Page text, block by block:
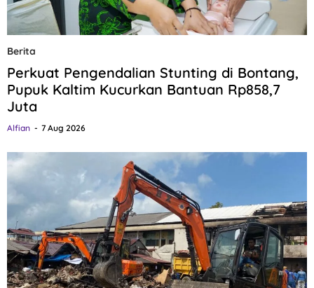
Berita
Perkuat Pengendalian Stunting di Bontang,
Pupuk Kaltim Kucurkan Bantuan Rp858,7
Juta
Alfian 7 Aug 2026